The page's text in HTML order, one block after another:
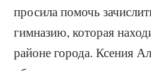
просила помочь
гимназию, которая
районе города. Ксения